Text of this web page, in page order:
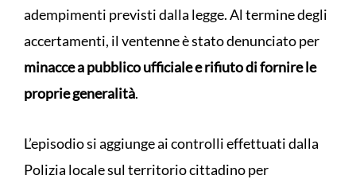
adempimenti previsti dalla legge. Al termine degli
accertamenti, il ventenne è stato denunciato per
minacce a pubblico ufficiale e rifiuto di fornire le
proprie generalità.
L’episodio si aggiunge ai controlli effettuati dalla
Polizia locale sul territorio cittadino per